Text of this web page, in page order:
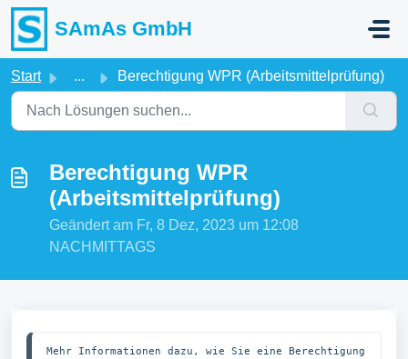
Zum hauptsächlichen Inhalt gehen
SAmAs GmbH
Start ... Berechtigung WPR (Arbeitsmittelprüfung)
Berechtigung WPR
(Arbeitsmittelprüfung)
Geändert am Fr, 8 Dez, 2023 um 12:08
NACHMITTAGS
Mehr Informationen dazu, wie Sie eine Berechtigung